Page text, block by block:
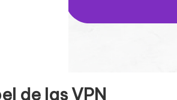
de las VPN